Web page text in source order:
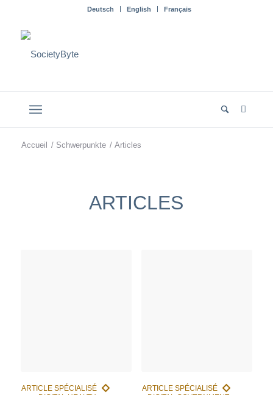
Deutsch English Français
Accueil / Schwerpunkte / Articles
ARTICLES